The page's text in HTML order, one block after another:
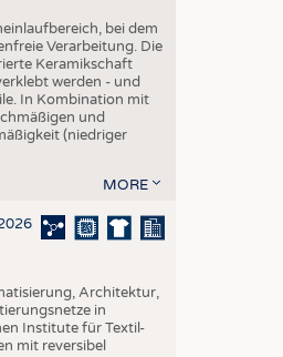
bei dem
Verarbeitung. Die
Keramikschaft
werden - und
In Kombination mit
und
(niedriger
MORE
Architektur,
in
Institute für Textil-
mit reversibel